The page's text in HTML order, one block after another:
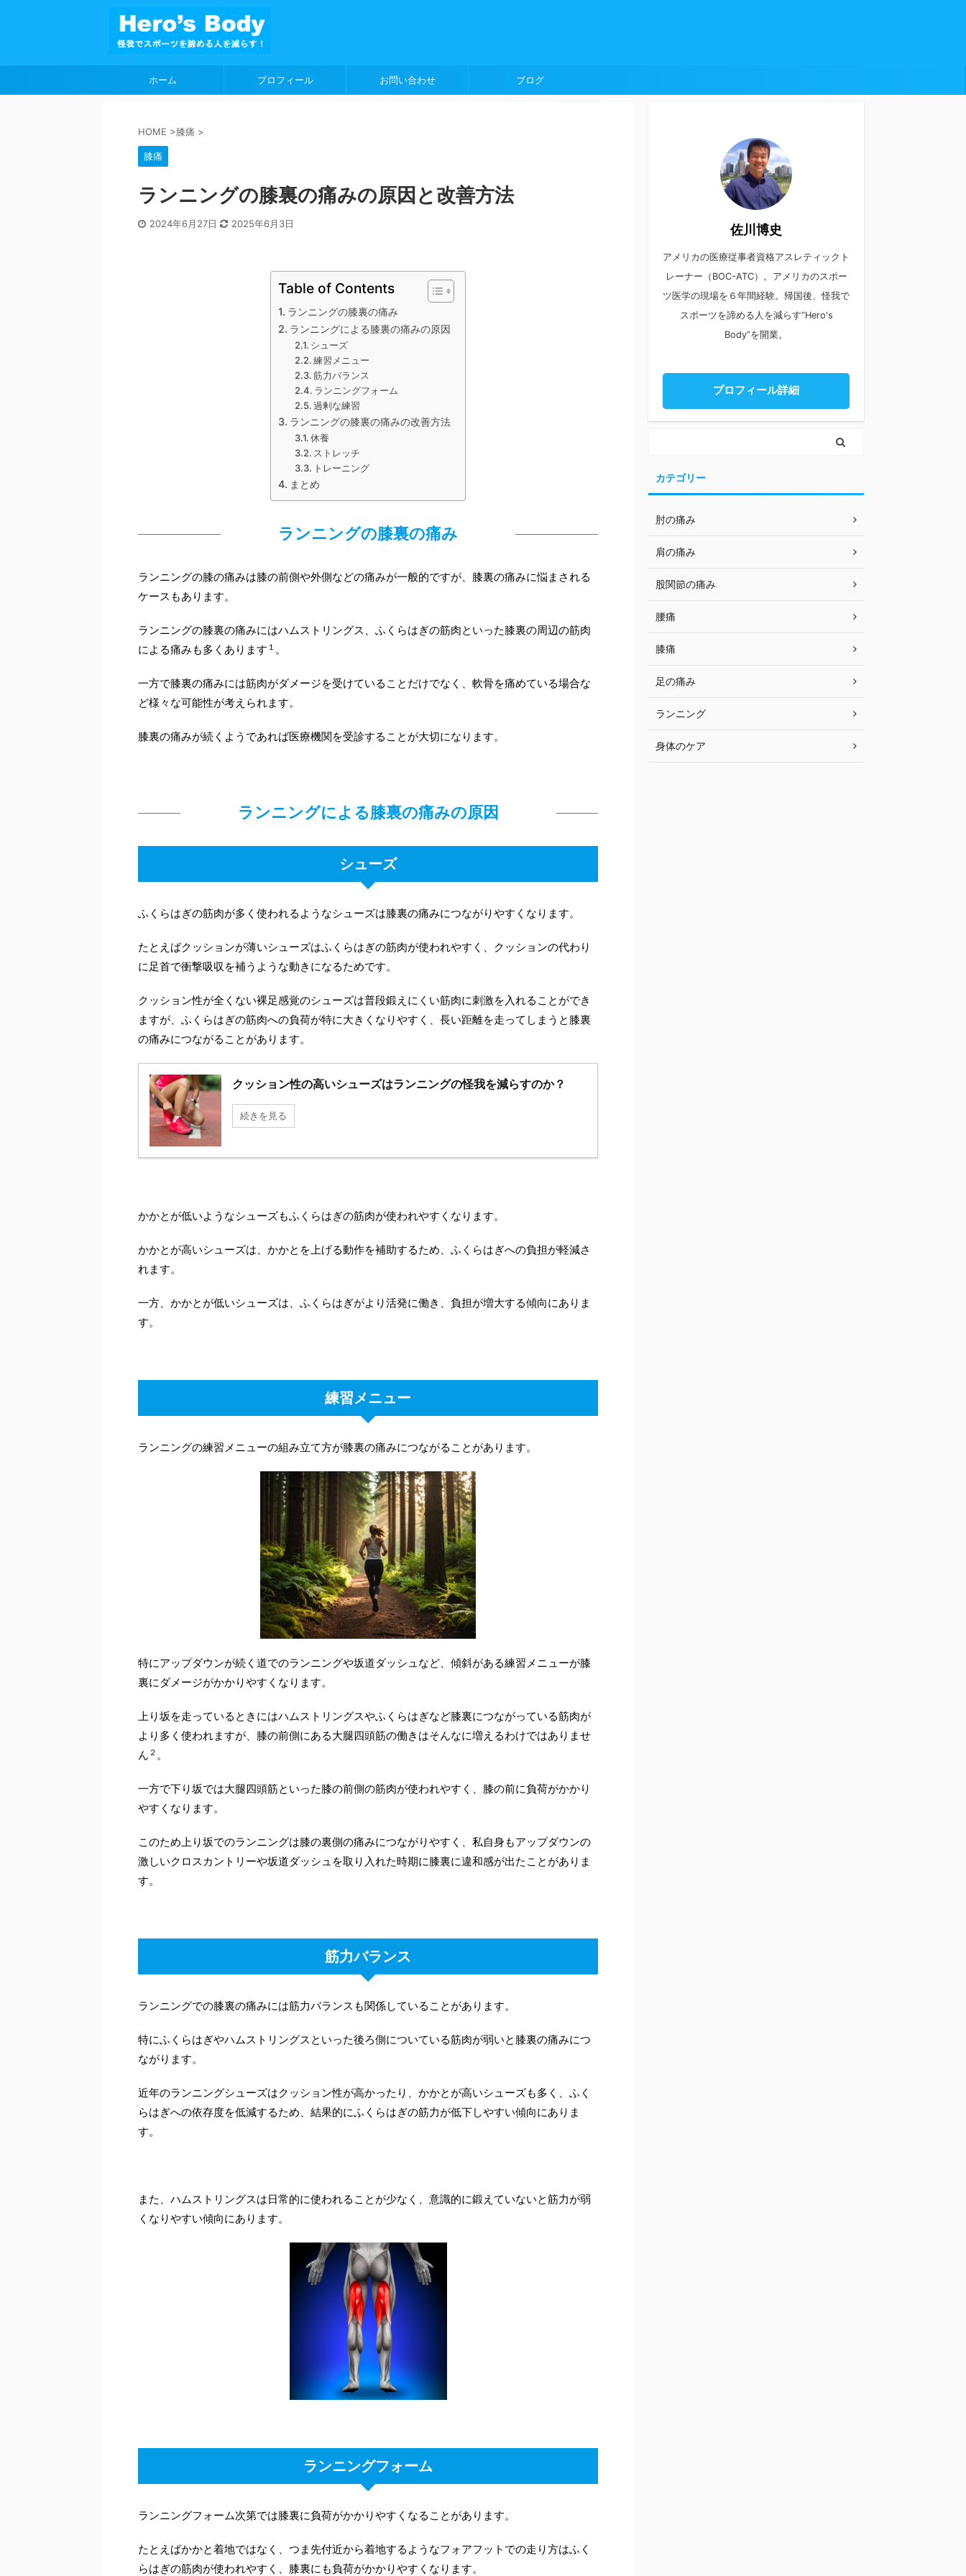
ホーム プロフィール お問い合わせ ブログ
HOME >膝痛 >
膝痛
ランニングの膝裏の痛みの原因と改善方法
2024年6月27日 2025年6月3日
Table of Contents
ランニングの膝裏の痛み
ランニングによる膝裏の痛みの原因
シューズ
練習メニュー
筋力バランス
ランニングフォーム
過剰な練習
ランニングの膝裏の痛みの改善方法
休養
ストレッチ
トレーニング
まとめ
ランニングの膝裏の痛み
ランニングの膝の痛みは膝の前側や外側などの痛みが一般的ですが、膝裏の痛みに悩まされる
ケースもあります。
ランニングの膝裏の痛みにはハムストリングス、ふくらはぎの筋肉といった膝裏の周辺の筋肉
による痛みも多くあります １ 。
一方で膝裏の痛みには筋肉がダメージを受けていることだけでなく、軟骨を痛めている場合な
ど様々な可能性が考えられます。
膝裏の痛みが続くようであれば医療機関を受診することが大切になります。
ランニングによる膝裏の痛みの原因
シューズ
ふくらはぎの筋肉が多く使われるようなシューズは膝裏の痛みにつながりやすくなります。
たとえばクッションが薄いシューズはふくらはぎの筋肉が使われやすく、クッションの代わり
に足首で衝撃吸収を補うような動きになるためです。
クッション性が全くない裸足感覚のシューズは普段鍛えにくい筋肉に刺激を入れることができ
ますが、ふくらはぎの筋肉への負荷が特に大きくなりやすく、長い距離を走ってしまうと膝裏
の痛みにつながることがあります。
クッション性の高いシューズはランニングの怪我を減らすのか？
続きを見る
かかとが低いようなシューズもふくらはぎの筋肉が使われやすくなります。
かかとが高いシューズは、かかとを上げる動作を補助するため、ふくらはぎへの負担が軽減さ
れます。
一方、かかとが低いシューズは、ふくらはぎがより活発に働き、負担が増大する傾向にありま
す。
練習メニュー
ランニングの練習メニューの組み立て方が膝裏の痛みにつながることがあります。
特にアップダウンが続く道でのランニングや坂道ダッシュなど、傾斜がある練習メニューが膝
裏にダメージがかかりやすくなります。
上り坂を走っているときにはハムストリングスやふくらはぎなど膝裏につながっている筋肉が
より多く使われますが、膝の前側にある大腿四頭筋の働きはそんなに増えるわけではありませ
ん ２ 。
一方で下り坂では大腿四頭筋といった膝の前側の筋肉が使われやすく、膝の前に負荷がかかり
やすくなります。
このため上り坂でのランニングは膝の裏側の痛みにつながりやすく、私自身もアップダウンの
激しいクロスカントリーや坂道ダッシュを取り入れた時期に膝裏に違和感が出たことがありま
す。
筋力バランス
ランニングでの膝裏の痛みには筋力バランスも関係していることがあります。
特にふくらはぎやハムストリングスといった後ろ側についている筋肉が弱いと膝裏の痛みにつ
ながります。
近年のランニングシューズはクッション性が高かったり、かかとが高いシューズも多く、ふく
らはぎへの依存度を低減するため、結果的にふくらはぎの筋力が低下しやすい傾向にありま
す。
また、ハムストリングスは日常的に使われることが少なく、意識的に鍛えていないと筋力が弱
くなりやすい傾向にあります。
ランニングフォーム
ランニングフォーム次第では膝裏に負荷がかかりやすくなることがあります。
たとえばかかと着地ではなく、つま先付近から着地するようなフォアフットでの走り方はふく
らはぎの筋肉が使われやすく、膝裏にも負荷がかかりやすくなります。
佐川博史
アメリカの医療従事者資格アスレティックト
レーナー（BOC-ATC）。アメリカのスポー
ツ医学の現場を６年間経験。帰国後、怪我で
スポーツを諦める人を減らす”Hero's
Body”を開業。
プロフィール詳細
カテゴリー
肘の痛み
肩の痛み
股関節の痛み
腰痛
膝痛
足の痛み
ランニング
身体のケア